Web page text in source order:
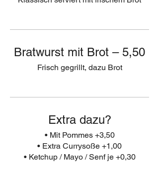
Bratwurst mit Brot – 5,50
Frisch gegrillt, dazu Brot
Extra dazu?
• Mit Pommes +3,50
• Extra Currysoße +1,00
• Ketchup / Mayo / Senf je +0,30